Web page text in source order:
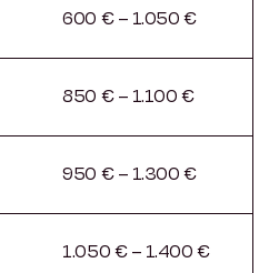
600 € – 1.050 €
850 € – 1.100 €
950 € – 1.300 €
1.050 € – 1.400 €